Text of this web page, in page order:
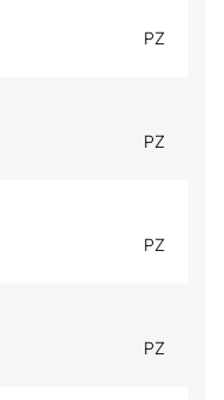
PZ
PZ
PZ
PZ